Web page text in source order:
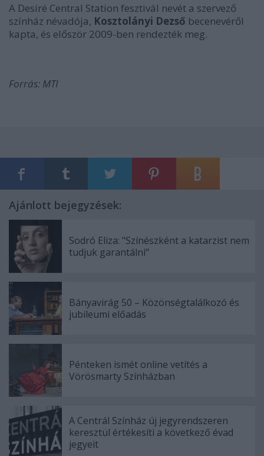
A Desiré Central Station fesztivál nevét a szervező
színház névadója, Kosztolányi Dezső becenevéről
kapta, és először 2009-ben rendezték meg.
Forrás: MTI
Ajánlott bejegyzések:
Sodró Eliza: "Színészként a katarzist nem
tudjuk garantálni"
Bányavirág 50 – Közönségtalálkozó és
jubileumi előadás
Pénteken ismét online vetítés a
Vörösmarty Színházban
A Centrál Színház új jegyrendszeren
keresztül értékesíti a következő évad
jegyeit